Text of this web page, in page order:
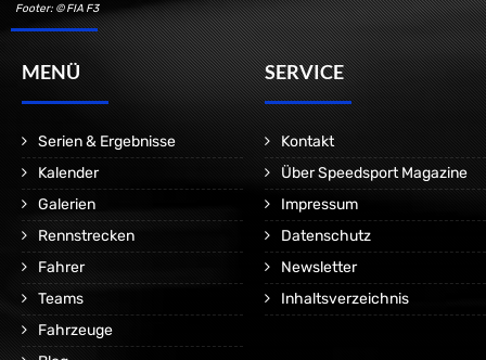
Footer: © FIA F3
MENÜ
Serien & Ergebnisse
Kalender
Galerien
Rennstrecken
Fahrer
Teams
Fahrzeuge
SERVICE
Kontakt
Über Speedsport Magazine
Impressum
Datenschutz
Newsletter
Inhaltsverzeichnis